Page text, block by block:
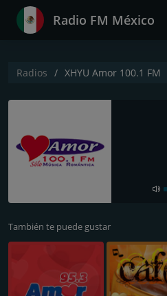
Radio FM México
Radios XHYU Amor 100.1 FM
También te puede gustar